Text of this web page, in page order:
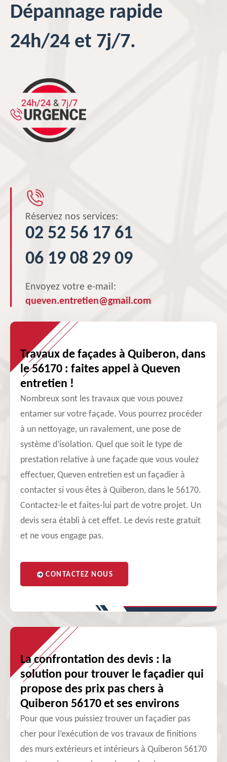
Dépannage rapide
24h/24 et 7j/7.
Réservez nos services:
02 52 56 17 61
06 19 08 29 09
Envoyez votre e-mail:
queven.entretien@gmail.com
Travaux de façades à Quiberon, dans
le 56170 : faites appel à Queven
entretien !
Nombreux sont les travaux que vous pouvez
entamer sur votre façade. Vous pourrez procéder
à un nettoyage, un ravalement, une pose de
système d’isolation. Quel que soit le type de
prestation relative à une façade que vous voulez
effectuer, Queven entretien est un façadier à
contacter si vous êtes à Quiberon, dans le 56170.
Contactez-le et faites-lui part de votre projet. Un
devis sera établi à cet effet. Le devis reste gratuit
et ne vous engage pas.
CONTACTEZ NOUS
La confrontation des devis : la
solution pour trouver le façadier qui
propose des prix pas chers à
Quiberon 56170 et ses environs
Pour que vous puissiez trouver un façadier pas
cher pour l’exécution de vos travaux de finitions
des murs extérieurs et intérieurs à Quiberon 56170